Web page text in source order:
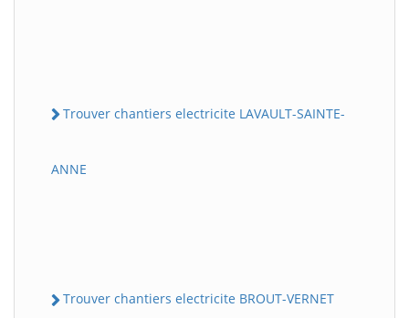
Trouver chantiers electricite LAVAULT-SAINTE-
ANNE
Trouver chantiers electricite BROUT-VERNET